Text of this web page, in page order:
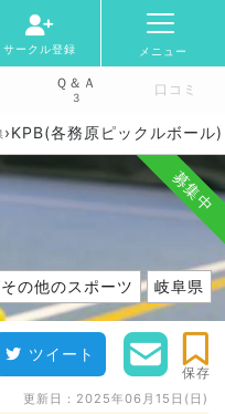
サークル登録 メニュー
Ｑ＆Ａ
3 口コミ
›KPB(各務原ピックルボール)
募集中
その他のスポーツ 岐阜県
ツイート
保存
更新日： 2025年06月15日(日)